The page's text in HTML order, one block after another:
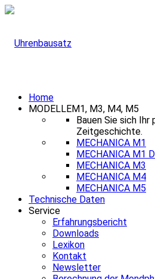
Home
MODELLEM1, M3, M4, M5
Bauen Sie sich
Zeitgeschichte.
MECHANICA M1
MECHANICA M1
MECHANICA M3
MECHANICA M4
MECHANICA M5
Technische Daten
Service
Erfahrungsbericht
Downloads
Lexikon
Kontakt
Newsletter